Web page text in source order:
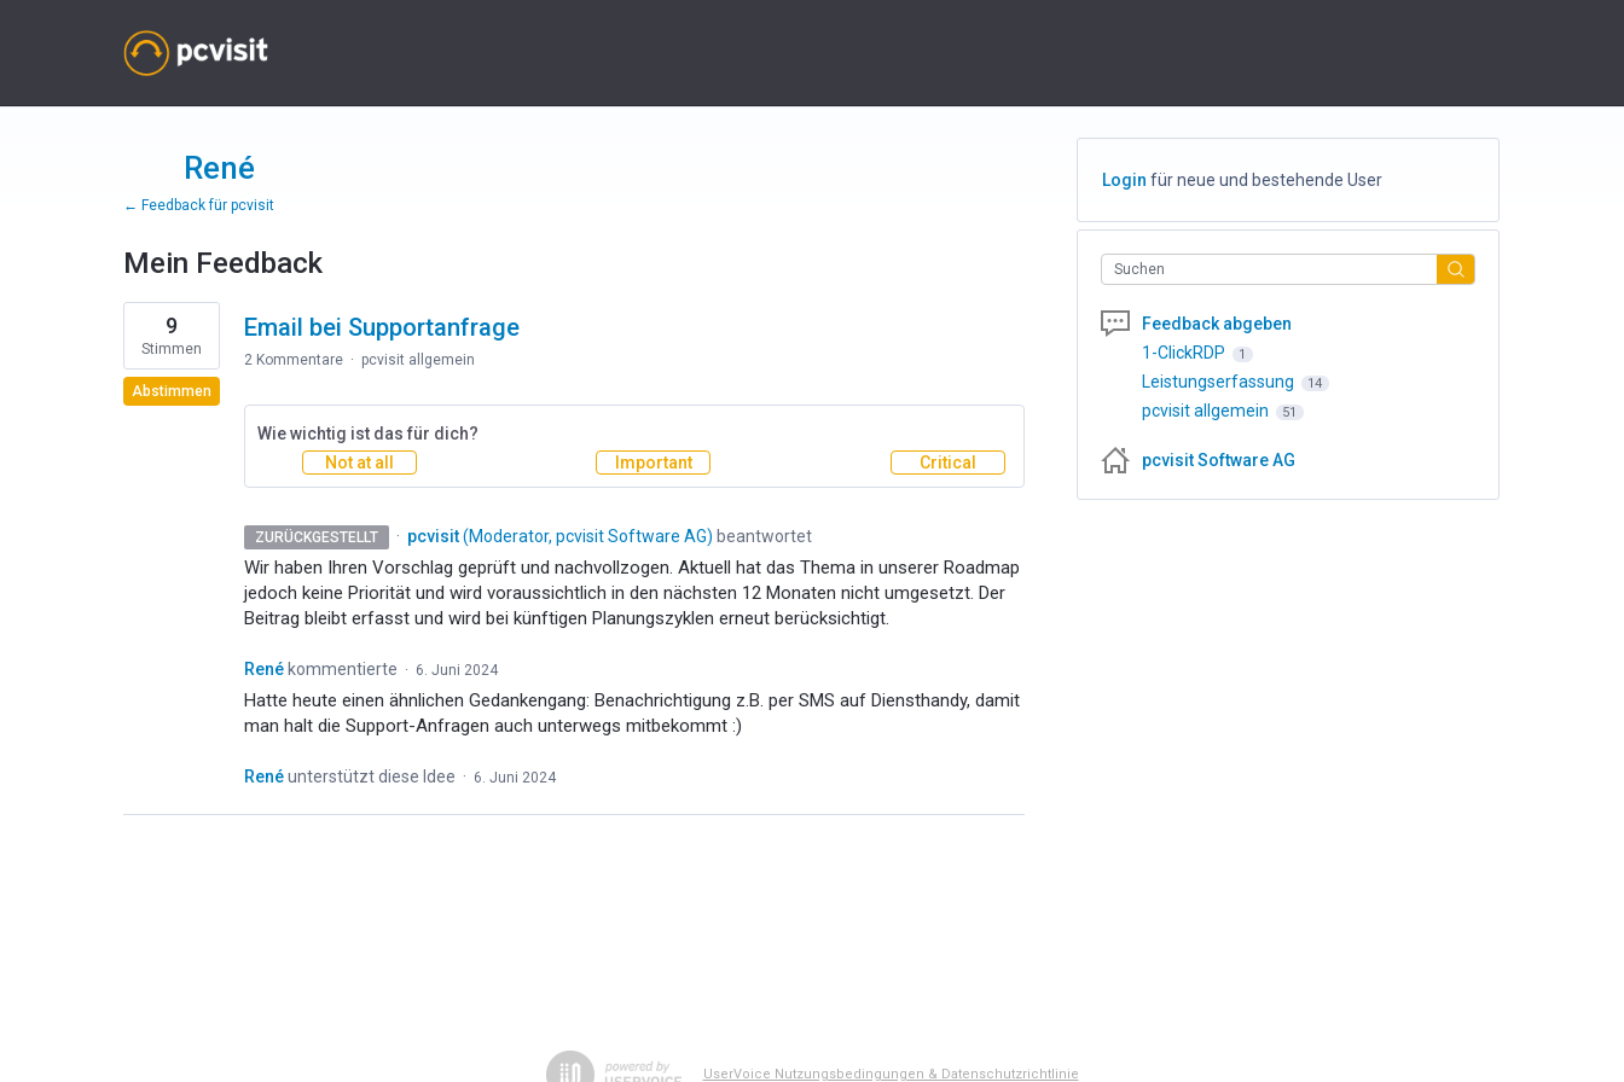
René
← Feedback für pcvisit
Mein Feedback
1
Ergebnis
gefunden
Email bei Supportanfrage
9
Stimmen
Abstimmen
2 Kommentare · pcvisit allgemein
Wie wichtig ist das für dich?
Not at all
Important Critical
ZURÜCKGESTELLT · pcvisit(Moderator, pcvisit Software AG) beantwortet
Wir haben Ihren Vorschlag geprüft und nachvollzogen. Aktuell hat das Thema in unserer Roadmap
jedoch keine Priorität und wird voraussichtlich in den nächsten 12 Monaten nicht umgesetzt. Der
Beitrag bleibt erfasst und wird bei künftigen Planungszyklen erneut berücksichtigt.
René kommentierte · 6. Juni 2024
Hatte heute einen ähnlichen Gedankengang: Benachrichtigung z.B. per SMS auf Diensthandy, damit
man halt die Support-Anfragen auch unterwegs mitbekommt :)
Renéunterstützt diese Idee · 6. Juni 2024
Login für neue und bestehende User
Suchen
Feedback abgeben
1-ClickRDP
1
Leistungserfassung 14
pcvisit allgemein 51
pcvisit Software AG
UserVoice Nutzungsbedingungen & Datenschutzrichtlinie